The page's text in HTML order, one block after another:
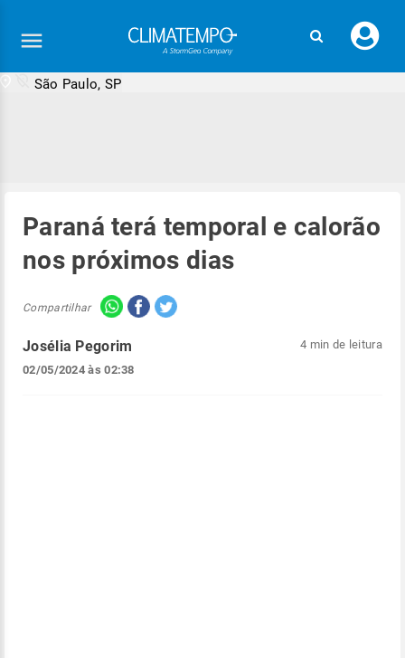
seu
São Paulo, SP
Paraná terá temporal e calorão
nos próximos dias
Compartilhar
Josélia Pegorim
02/05/2024 às 02:38
4 min de leitura